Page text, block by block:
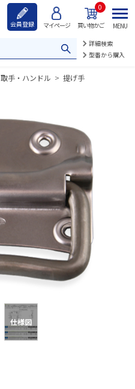
会員登録 マイページ 買い物かご
0
詳細検索
型番から購入
MENU
取手・ハンドル > 提げ手
仕様図